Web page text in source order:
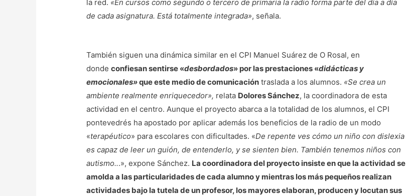
la red. «En cursos como segundo o tercero de primaria la radio forma parte del día a día
de cada asignatura. Está totalmente integrada», señala.
También siguen una dinámica similar en el CPI Manuel Suárez de O Rosal, en
dondeconfiesan sentirse «desbordados» por las prestaciones «didácticas y
emocionales»que este medio de comunicación traslada a los alumnos. «Se crea un
ambiente realmente enriquecedor», relata Dolores Sánchez, la coordinadora de esta
actividad en el centro. Aunque el proyecto abarca a la totalidad de los alumnos, el CPI
pontevedrés ha apostado por aplicar además los beneficios de la radio de un modo
«terapéutico» para escolares con dificultades. «De repente ves cómo un niño con dislexia
es capaz de leer un guión, de entenderlo, y se sienten bien. También tenemos niños con
autismo...», expone Sánchez. La coordinadora del proyecto insiste en que la actividad se
amolda a las particularidades de cada alumno y mientras los más pequeños realizan
actividades bajo la tutela de un profesor, los mayores elaboran, producen y locutan sus